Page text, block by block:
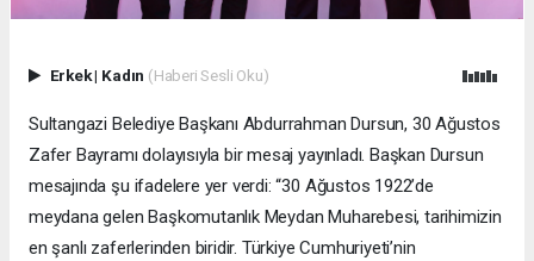
Erkek| Kadın (Haberi Sesli Oku)
Sultangazi Belediye Başkanı Abdurrahman Dursun, 30 Ağustos
Zafer Bayramı dolayısıyla bir mesaj yayınladı. Başkan Dursun
mesajında şu ifadelere yer verdi: “30 Ağustos 1922’de
meydana gelen Başkomutanlık Meydan Muharebesi, tarihimizin
en şanlı zaferlerinden biridir. Türkiye Cumhuriyeti’nin